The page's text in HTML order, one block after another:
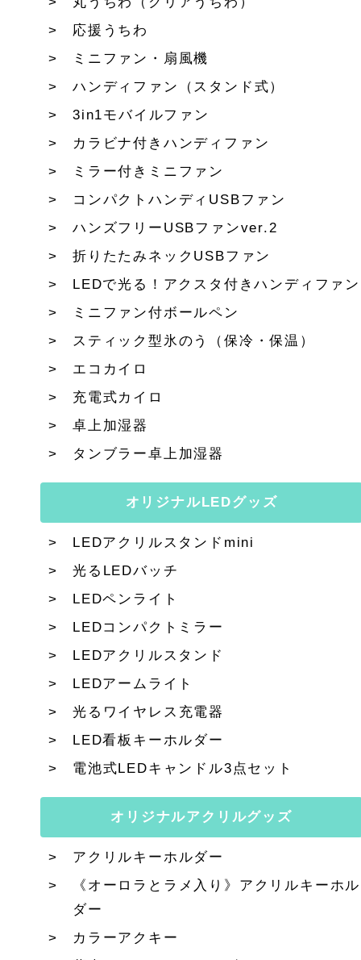
応援うちわ
ミニファン・扇風機
ハンディファン（スタンド式）
3in1モバイルファン
カラビナ付きハンディファン
ミラー付きミニファン
コンパクトハンディUSBファン
ハンズフリーUSBファンver.2
折りたたみネックUSBファン
LEDで光る！アクスタ付きハンディファン
ミニファン付ボールペン
スティック型氷のう（保冷・保温）
エコカイロ
充電式カイロ
卓上加湿器
タンブラー卓上加湿器
オリジナルLEDグッズ
LEDアクリルスタンドmini
光るLEDバッチ
LEDペンライト
LEDコンパクトミラー
LEDアクリルスタンド
LEDアームライト
光るワイヤレス充電器
LED看板キーホルダー
電池式LEDキャンドル3点セット
オリジナルアクリルグッズ
アクリルキーホルダー
《オーロラとラメ入り》アクリルキーホル
ダー
カラーアクキー